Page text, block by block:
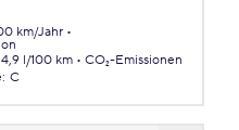
km/Jahr
4,9 l/100 km
CO₂-Emissionen
: C